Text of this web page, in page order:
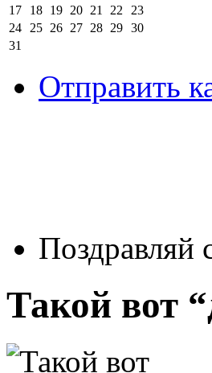
17
18 19 20 21 22
23
24
25 26 27 28 29 30
31
Отправить
Поздравляй
Такой вот